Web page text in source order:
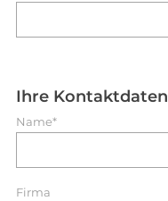
Ihre Kontaktdaten
Name*
Firma